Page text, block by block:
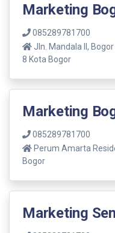
Marketing
085289781700
Jln. Mandala ll,
8 Kota Bogor
Marketing
085289781700
Perum Amarta
Bogor
Marketing